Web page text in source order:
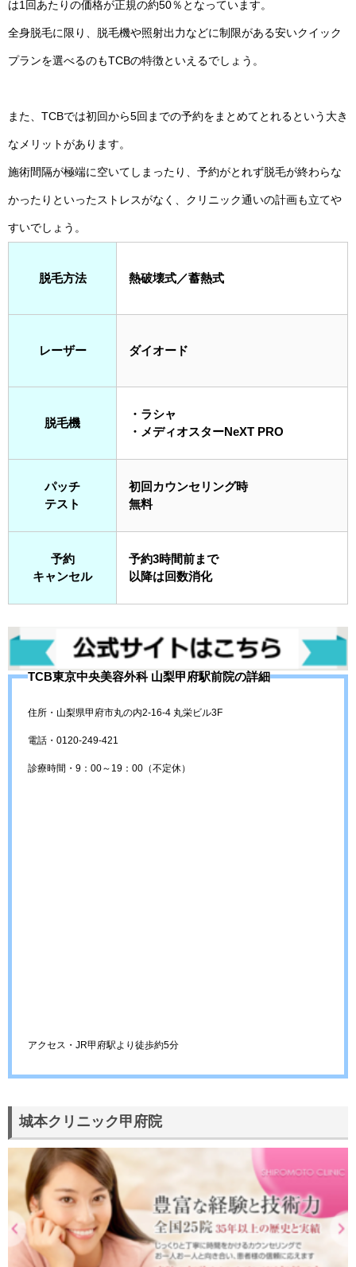
は1回あたりの価格が正規の約50％となっています。
全身脱毛に限り、脱毛機や照射出力などに制限がある安いクイック
プランを選べるのもTCBの特徴といえるでしょう。
また、TCBでは初回から5回までの予約をまとめてとれるという大き
なメリットがあります。
施術間隔が極端に空いてしまったり、予約がとれず脱毛が終わらな
かったりといったストレスがなく、クリニック通いの計画も立てや
すいでしょう。
脱毛方法 熱破壊式／蓄熱式
レーザー ダイオード
脱毛機
・ラシャ
・メディオスターNeXT PRO
パッチ
テスト
初回カウンセリング時
無料
予約
キャンセル
予約3時間前まで
以降は回数消化
TCB東京中央美容外科 山梨甲府駅前院の詳細
住所・山梨県甲府市丸の内2-16-4 丸栄ビル3F
電話・0120-249-421
診療時間・9：00～19：00（不定休）
アクセス・JR甲府駅より徒歩約5分
城本クリニック甲府院